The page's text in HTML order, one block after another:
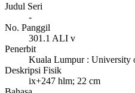
Judul Seri
-
No. Panggil
301.1 ALI v
Penerbit
Kuala Lumpur: University
Deskripsi Fisik
ix+247 hlm; 22 cm